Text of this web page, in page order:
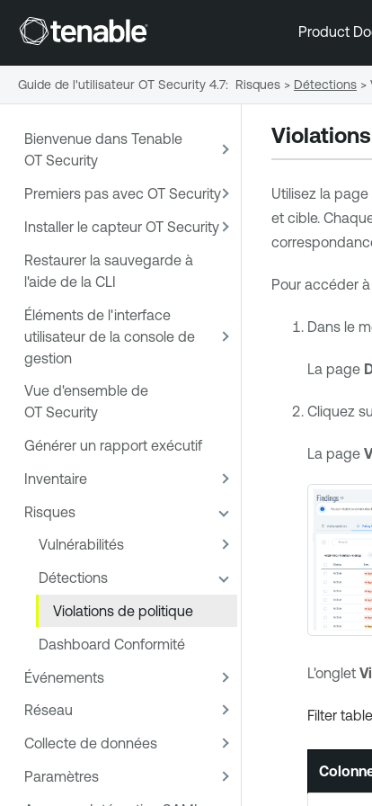
Product
Bienvenue dans Tenable
OT Security
Premiers pas avec OT Security
Installer le capteur OT Security
Restaurer la sauvegarde à
l'aide de la CLI
Éléments de l'interface
utilisateur de la console de
gestion
Vue d'ensemble de
OT Security
Générer un rapport exécutif
Inventaire
Risques
Vulnérabilités
Détections
Violations de politique
Dashboard Conformité
Événements
Réseau
Collecte de données
Paramètres
Utilisez la page
et cible.
Pour accéder
Dans le
La page
Cliquez
La page
L'onglet
Filter
Guide de l'utilisateur OT Security 4.7: Risques > Détections >